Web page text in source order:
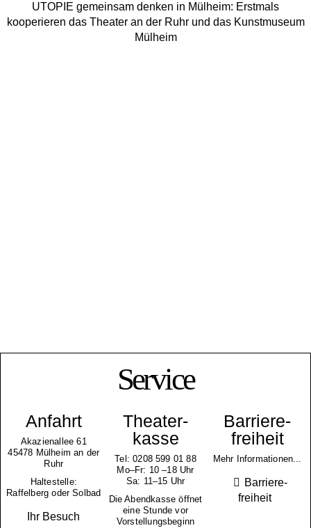
UTOPIE gemeinsam denken in Mülheim: Erstmals
kooperieren das Theater an der Ruhr und das Kunstmuseum
Mül­heim
Service
Anfahrt
Akazienallee 61
45478 Mülheim an der
Ruhr
Haltestelle:
Raffelberg oder Solbad
Ihr Besuch
Theater­
kasse
Tel: 0208 599 01 88
Mo–Fr: 10 –18 Uhr
Sa: 11–15 Uhr
Die Abendkasse öffnet
eine Stunde vor
Vorstellungsbeginn
Barriere­
freiheit
Mehr Informationen...
Barriere­
freiheit